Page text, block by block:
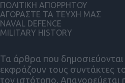
Τα άρθρα που
εκφράζουν τους συντάκτες
τον ιστότοπο. Απαγορεύεται
ΠΟΛΙΤΙΚΗ ΑΠΟΡΡΗΤΟΥ
ΑΓΟΡΑΣΤΕ ΤΑ ΤΕΥΧΗ ΜΑΣ
NAVAL DEFENCE
MILITARY HISTORY